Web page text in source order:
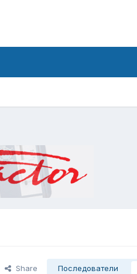
Share Последователи